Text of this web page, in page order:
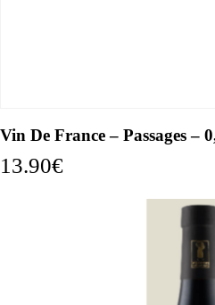
Vin De France – Passages –
13.90€